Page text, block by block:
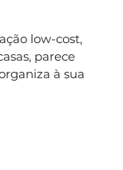
low-cost,
parece
à sua